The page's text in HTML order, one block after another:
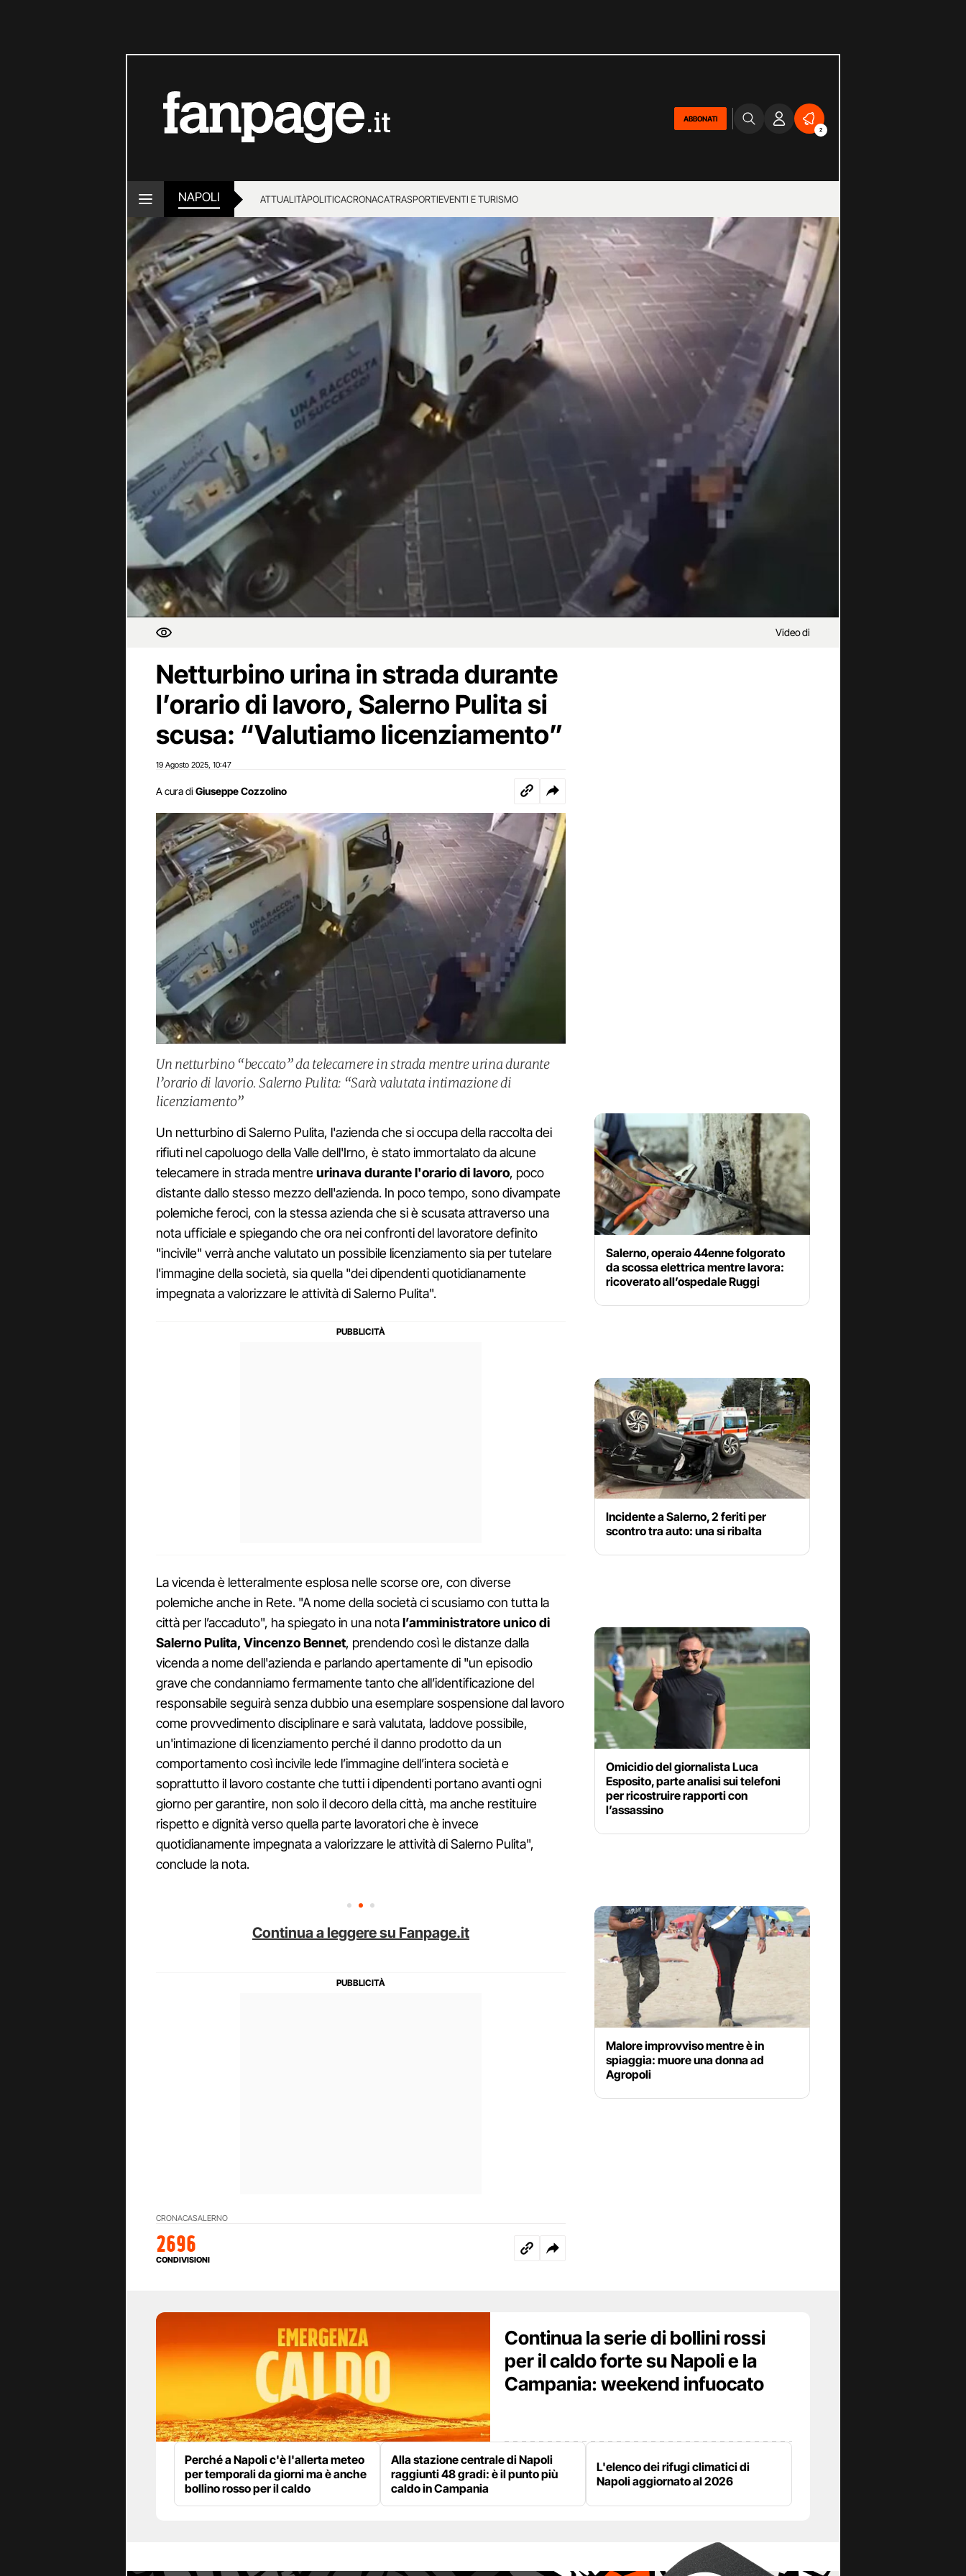
ABBONATI
2
NAPOLI ATTUALITÀPOLITICACRONACATRASPORTIEVENTI E TURISMO
Video di
Netturbino urina in strada durante
l’orario di lavoro, Salerno Pulita si
scusa: “Valutiamo licenziamento”
19 Agosto 2025 10:47
A cura di Giuseppe Cozzolino
Un netturbino “beccato” da telecamere in strada mentre urina durante
l’orario di lavorio. Salerno Pulita: “Sarà valutata intimazione di
licenziamento”
Un netturbino di Salerno Pulita, l'azienda che si occupa della raccolta dei
rifiuti nel capoluogo della Valle dell'Irno, è stato immortalato da alcune
telecamere in strada mentreurinava durante l'orario di lavoro, poco
distante dallo stesso mezzo dell'azienda. In poco tempo, sono divampate
polemiche feroci, con la stessa azienda che si è scusata attraverso una
nota ufficiale e spiegando che ora nei confronti del lavoratore definito
"incivile" verrà anche valutato un possibile licenziamento sia per tutelare
l'immagine della società, sia quella "dei dipendenti quotidianamente
impegnata a valorizzare le attività di Salerno Pulita".
La vicenda è letteralmente esplosa nelle scorse ore, con diverse
polemiche anche in Rete. "A nome della società ci scusiamo con tutta la
città per l’accaduto", ha spiegato in una notal’amministratore unico di
Salerno Pulita, Vincenzo Bennet, prendendo così le distanze dalla
vicenda a nome dell'azienda e parlando apertamente di "un episodio
grave che condanniamo fermamente tanto che all’identificazione del
responsabile seguirà senza dubbio una esemplare sospensione dal lavoro
come provvedimento disciplinare e sarà valutata, laddove possibile,
un'intimazione di licenziamento perché il danno prodotto da un
comportamento così incivile lede l’immagine dell’intera società e
soprattutto il lavoro costante che tutti i dipendenti portano avanti ogni
giorno per garantire, non solo il decoro della città, ma anche restituire
rispetto e dignità verso quella parte lavoratori che è invece
quotidianamente impegnata a valorizzare le attività di Salerno Pulita",
conclude la nota.
Continua a leggere su Fanpage.it
CRONACASALERNO
2696
CONDIVISIONI
Salerno, operaio 44enne folgorato
da scossa elettrica mentre lavora:
ricoverato all’ospedale Ruggi
Incidente a Salerno, 2 feriti per
scontro tra auto: una si ribalta
Omicidio del giornalista Luca
Esposito, parte analisi sui telefoni
per ricostruire rapporti con
l’assassino
Malore improvviso mentre è in
spiaggia: muore una donna ad
Agropoli
Continua la serie di bollini rossi
per il caldo forte su Napoli e la
Campania: weekend infuocato
Perché a Napoli c'è l'allerta meteo
per temporali da giorni ma è anche
bollino rosso per il caldo
Alla stazione centrale di Napoli
raggiunti 48 gradi: è il punto più
caldo in Campania
L'elenco dei rifugi climatici di
Napoli aggiornato al 2026